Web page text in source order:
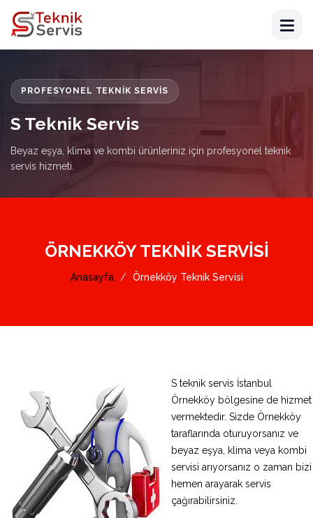
PROFESYONEL TEKNIK SERVIS
S Teknik Servis
Beyaz eşya, klima ve kombi ürünleriniz için profesyonel teknik
servis hizmeti.
ÖRNEKKÖY TEKNIK SERVISI
Anasayfa Örnekköy Teknik Servisi
S teknik servis İstanbul
Örnekköy bölgesine de hizmet
vermektedir. Sizde Örnekköy
taraflarında oturuyorsanız ve
beyaz eşya, klima veya kombi
servisi arıyorsanız o zaman bizi
hemen arayarak servis
çağırabilirsiniz.